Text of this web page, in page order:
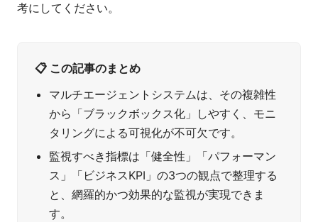
考にしてください。
📋 この記事のまとめ
マルチエージェントシステムは、その複雑性
から「ブラックボックス化」しやすく、モニ
タリングによる可視化が不可欠です。
監視すべき指標は「健全性」「パフォーマン
ス」「ビジネスKPI」の3つの観点で整理する
と、網羅的かつ効果的な監視が実現できま
す。